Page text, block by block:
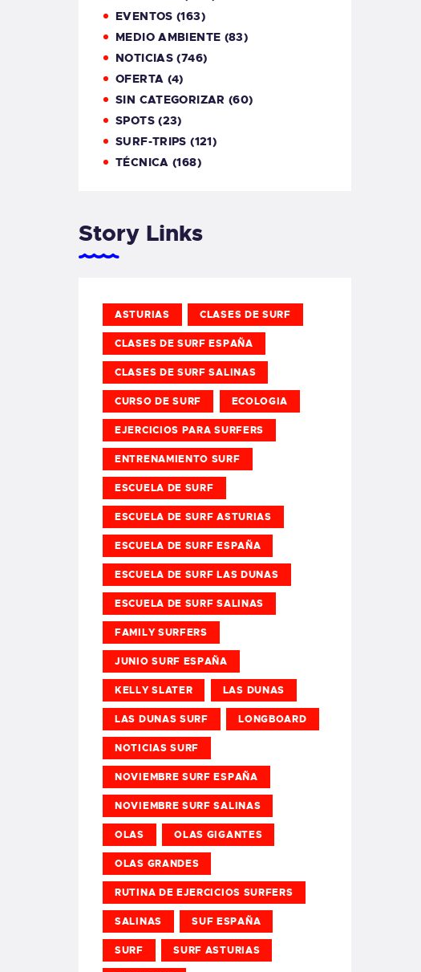
EVENTOS (163)
MEDIO AMBIENTE (83)
NOTICIAS (746)
OFERTA (4)
SIN CATEGORIZAR (60)
SPOTS(23)
SURF-TRIPS (121)
TÉCNICA (168)
Story Links
ASTURIAS CLASES DE SURF
CLASES DE SURF ESPAÑA
CLASES DE SURF SALINAS
CURSO DE SURF ECOLOGIA
EJERCICIOS PARA SURFERS
ENTRENAMIENTO SURF
ESCUELA DE SURF
ESCUELA DE SURF ASTURIAS
ESCUELA DE SURF ESPAÑA
ESCUELA DE SURF LAS DUNAS
ESCUELA DE SURF SALINAS
FAMILY SURFERS
JUNIO SURF ESPAÑA
KELLY SLATER LAS DUNAS
LAS DUNAS SURF LONGBOARD
NOTICIAS SURF
NOVIEMBRE SURF ESPAÑA
NOVIEMBRE SURF SALINAS
OLAS OLAS GIGANTES
OLAS GRANDES
RUTINA DE EJERCICIOS SURFERS
SALINAS SUF ESPAÑA
SURF SURF ASTURIAS